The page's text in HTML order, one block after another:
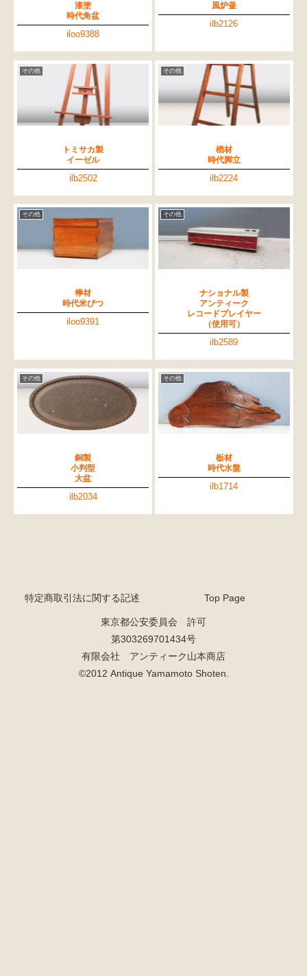
漆塗
時代角盆
iloo9388
風炉釜
ilb2126
その他
トミサカ製
イーゼル
ilb2502
その他
楢材
時代脚立
ilb2224
その他
﨔材
時代米びつ
iloo9391
その他
ナショナル製
アンティーク
レコードプレイヤー
（使用可）
ilb2589
その他
銅製
小判型
大盆
ilb2034
その他
栃材
時代水盤
ilb1714
特定商取引法に関する記述 Top Page
東京都公安委員会 許可
第303269701434号
有限会社 アンティーク山本商店
©2012 Antique Yamamoto Shoten.